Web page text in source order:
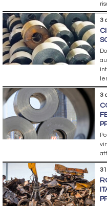
3
3